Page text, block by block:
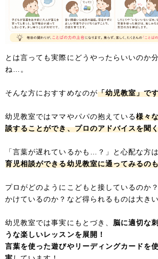
とは言っても実際にどうやったらいいのか
ね…。
そんな方におすすめなのが「幼児教室」で
幼児教室ではママやパパの抱えている様々
談することができ、プロのアドバイスを聞
「言葉が遅れているかも…？」と心配な方は
育児相談ができる幼児教室に通ってみるの
プロがどのようにこどもと接しているのか
かけているのか？など得られるものは大き
幼児教室では事実にもとづき、 脳に適切な
うな楽しいレッスンを展開！
言葉を使った遊びやリーディングカードを